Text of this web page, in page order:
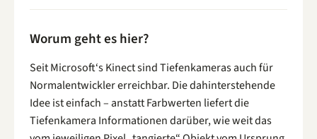
Worum geht es hier?
Seit Microsoft‘s Kinect sind Tiefenkameras auch für
Normalentwickler erreichbar. Die dahinterstehende
Idee ist einfach – anstatt Farbwerten liefert die
Tiefenkamera Informationen darüber, wie weit das